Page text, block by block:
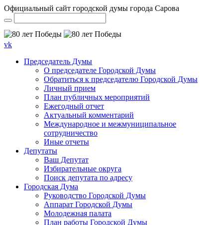
Официальный сайт городской думы города Сарова
vk
Председатель Думы
О председателе Городской Думы
Обратиться к председателю Городской Думы
Личный прием
План публичных мероприятий
Ежегодный отчет
Актуальный комментарий
Международное и межмуниципальное
сотрудничество
Иные отчеты
Депутаты
Ваш Депутат
Избирательные округа
Поиск депутата по адресу
Городская Дума
Руководство Городской Думы
Аппарат Городской Думы
Молодежная палата
План работы Городской Думы